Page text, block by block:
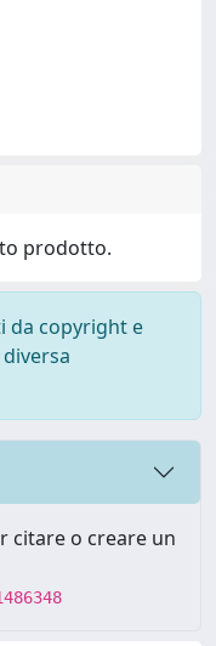
prodotto.
da copyright e
citare o creare un